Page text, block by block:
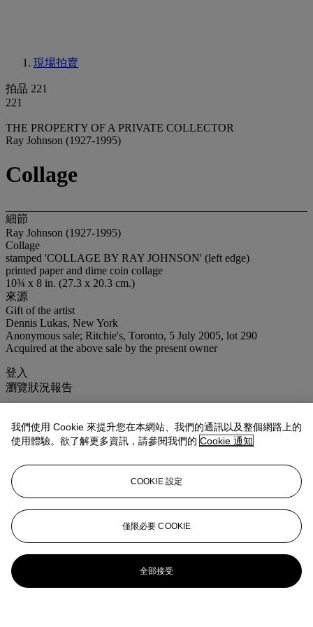
現場拍賣
拍品 221
221
THE PROPERTY OF A PRIVATE COLLECTOR
Ray Johnson (1927-1995)
Collage
細節
Ray Johnson (1927-1995)
Collage
stamped 'COLLAGE BY RAY JOHNSON' (left edge)
printed paper and dime coin collage
10¾ x 8 in. (27.3 x 20.3 cm.)
來源
Gift of the artist
Dennis Lukas, New York
Anonymous sale; Ritchie's, Toronto, 5 July 2005, lot 290
Acquired at the above sale by the present owner
登入
瀏覽狀況報告
我們使用 Cookie 來提升您在本網站、我們的通訊以及整個網路上的
使用體驗。欲了解更多資訊，請參閱我們的 Cookie 通知
COOKIE 設定
僅限必要 COOKIE
全部接受